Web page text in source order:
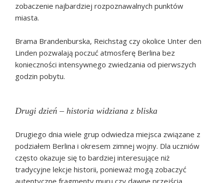
zobaczenie najbardziej rozpoznawalnych punktów
miasta.
Brama Brandenburska, Reichstag czy okolice Unter den
Linden pozwalają poczuć atmosferę Berlina bez
konieczności intensywnego zwiedzania od pierwszych
godzin pobytu.
Drugi dzień – historia widziana z bliska
Drugiego dnia wiele grup odwiedza miejsca związane z
podziałem Berlina i okresem zimnej wojny. Dla uczniów
często okazuje się to bardziej interesujące niż
tradycyjne lekcje historii, ponieważ mogą zobaczyć
autentyczne fragmenty muru czy dawne przejścia